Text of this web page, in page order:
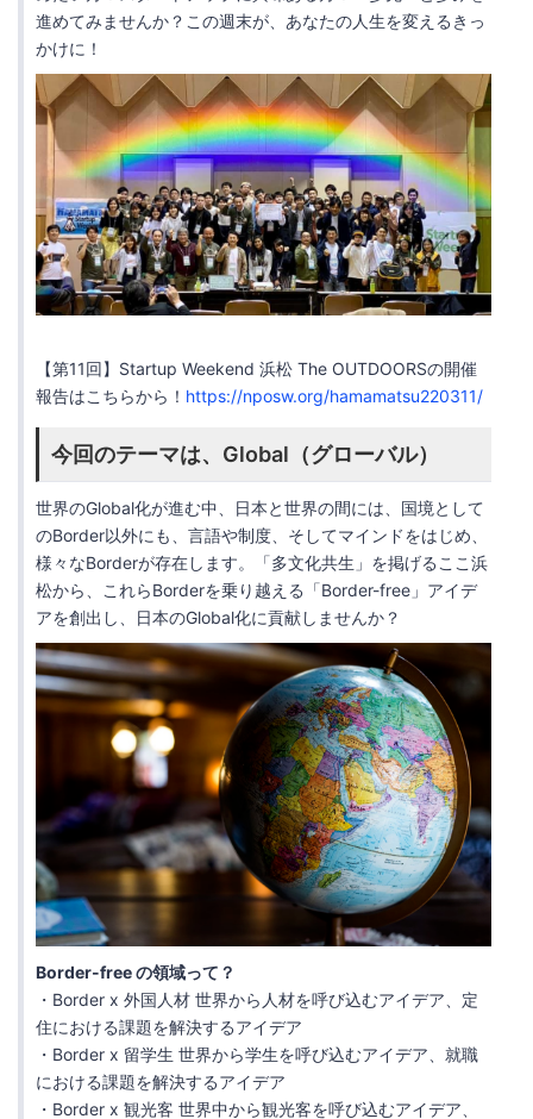
進めてみませんか？この週末が、あなたの人生を変えるきっ
かけに！
【第11回】Startup Weekend 浜松 The OUTDOORSの開催
報告はこちらから！ https://nposw.org/hamamatsu220311/
今回のテーマは、Global（グローバル）
世界のGlobal化が進む中、日本と世界の間には、国境として
のBorder以外にも、言語や制度、そしてマインドをはじめ、
様々なBorderが存在します。「多文化共生」を掲げるここ浜
松から、これらBorderを乗り越える「Border-free」アイデ
アを創出し、日本のGlobal化に貢献しませんか？
Border-free の領域って？
・Border x 外国人材 世界から人材を呼び込むアイデア、定
住における課題を解決するアイデア
・Border x 留学生 世界から学生を呼び込むアイデア、就職
における課題を解決するアイデア
・Border x 観光客 世界中から観光客を呼び込むアイデア、